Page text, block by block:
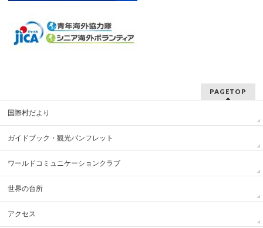
PAGETOP
国際村だより
ガイドブック・観光パンフレット
ワールドコミュニケーションクラブ
世界の台所
アクセス